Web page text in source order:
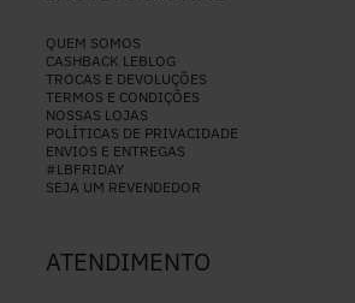
QUEM SOMOS
CASHBACK LEBLOG
TROCAS E DEVOLUÇÕES
TERMOS E CONDIÇÕES
NOSSAS LOJAS
POLÍTICAS DE PRIVACIDADE
ENVIOS E ENTREGAS
#LBFRIDAY
SEJA UM REVENDEDOR
ATENDIMENTO